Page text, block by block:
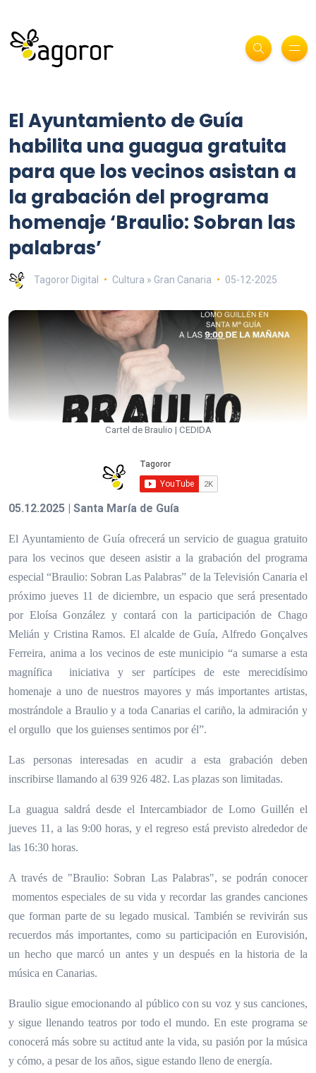
El Ayuntamiento de Guía
habilita una guagua gratuita
para que los vecinos asistan a
la grabación del programa
homenaje ‘Braulio: Sobran las
palabras’
Tagoror Digital Cultura » Gran Canaria 05-12-2025
Cartel de Braulio | CEDIDA
05.12.2025 | Santa María de Guía
El Ayuntamiento de Guía ofrecerá un servicio de guagua gratuito
para los vecinos que deseen asistir a la grabación del programa
especial “Braulio: Sobran Las Palabras” de la Televisión Canaria el
próximo jueves 11 de diciembre, un espacio que será presentado
por Eloísa González y contará con la participación de Chago
Melián y Cristina Ramos. El alcalde de Guía, Alfredo Gonçalves
Ferreira, anima a los vecinos de este municipio “a sumarse a esta
magnífica iniciativa y ser partícipes de este merecidísimo
homenaje a uno de nuestros mayores y más importantes artistas,
mostrándole a Braulio y a toda Canarias el cariño, la admiración y
el orgullo que los guienses sentimos por él”.
Las personas interesadas en acudir a esta grabación deben
inscribirse llamando al 639 926 482. Las plazas son limitadas.
La guagua saldrá desde el Intercambiador de Lomo Guillén el
jueves 11, a las 9:00 horas, y el regreso está previsto alrededor de
las 16:30 horas.
A través de "Braulio: Sobran Las Palabras", se podrán conocer
momentos especiales de su vida y recordar las grandes canciones
que forman parte de su legado musical. También se revivirán sus
recuerdos más importantes, como su participación en Eurovisión,
un hecho que marcó un antes y un después en la historia de la
música en Canarias.
Braulio sigue emocionando al público con su voz y sus canciones,
y sigue llenando teatros por todo el mundo. En este programa se
conocerá más sobre su actitud ante la vida, su pasión por la música
y cómo, a pesar de los años, sigue estando lleno de energía.